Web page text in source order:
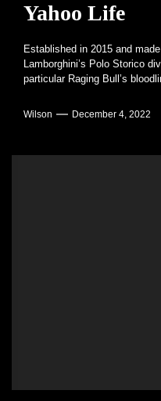
Yahoo Life
Established in 2015 and
Lamborghini’s Polo Storico
particular Raging Bull’s
Wilson December 4, 2022